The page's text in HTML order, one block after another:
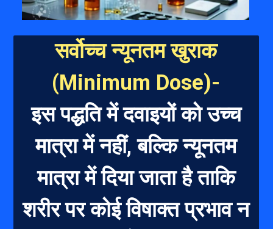
सर्वोच्च न्यूनतम खुराक
(Minimum Dose)-
इस पद्धति में दवाइयों को उच्च
मात्रा में नहीं, बल्कि न्यूनतम
मात्रा में दिया जाता है ताकि
शरीर पर कोई विषाक्त प्रभाव न